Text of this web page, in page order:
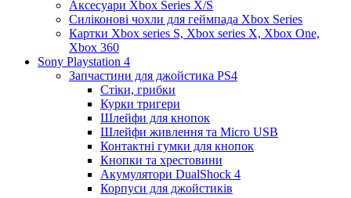
Аксесуари Xbox Series X/S
Силіконові чохли для геймпада Xbox Series
Картки Xbox series S, Xbox series X, Xbox One,
Xbox 360
Sony Playstation 4
Запчастини для джойстика PS4
Стіки, грибки
Курки тригери
Шлейфи для кнопок
Шлейфи живлення та Micro USB
Контактні гумки для кнопок
Кнопки та хрестовини
Акумулятори DualShock 4
Корпуси для джойстиків